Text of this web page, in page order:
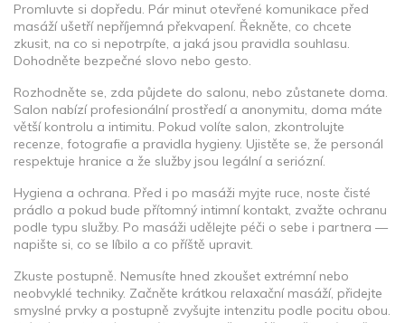
Promluvte si dopředu. Pár minut otevřené komunikace před
masáží ušetří nepříjemná překvapení. Řekněte, co chcete
zkusit, na co si nepotrpíte, a jaká jsou pravidla souhlasu.
Dohodněte bezpečné slovo nebo gesto.
Rozhodněte se, zda půjdete do salonu, nebo zůstanete doma.
Salon nabízí profesionální prostředí a anonymitu, doma máte
větší kontrolu a intimitu. Pokud volíte salon, zkontrolujte
recenze, fotografie a pravidla hygieny. Ujistěte se, že personál
respektuje hranice a že služby jsou legální a seriózní.
Hygiena a ochrana. Před i po masáži myjte ruce, noste čisté
prádlo a pokud bude přítomný intimní kontakt, zvažte ochranu
podle typu služby. Po masáži udělejte péči o sebe i partnera —
napište si, co se líbilo a co příště upravit.
Zkuste postupně. Nemusíte hned zkoušet extrémní nebo
neobvyklé techniky. Začněte krátkou relaxační masáží, přidejte
smyslné prvky a postupně zvyšujte intenzitu podle pocitu obou.